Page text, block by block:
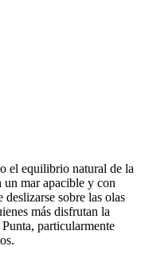
el equilibrio natural de la
un mar apacible y con
deslizarse sobre las olas
más disfrutan la
particularmente